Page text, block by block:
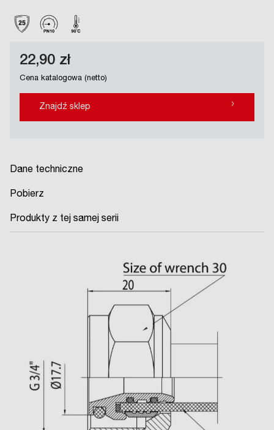
22,90 zł
Cena katalogowa (netto)
Znajdź sklep ›
Dane techniczne
Pobierz
Produkty z tej samej serii